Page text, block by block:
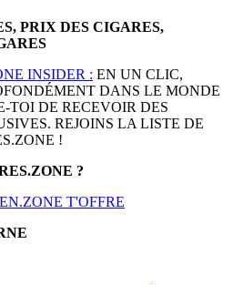
PRIX DES CIGARES,
INSIDER : EN UN CLIC,
DANS LE MONDE
TOI DE RECEVOIR DES
REJOINS LA LISTE DE
!
?
T'OFFRE